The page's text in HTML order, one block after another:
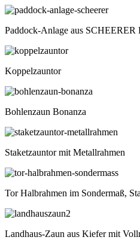
Paddock-Anlage aus SCHEERER
Koppelzauntor
Bohlenzaun Bonanza
Staketzauntor mit Metallrahmen
Tor Halbrahmen im Sondermaß,
Landhaus-Zaun aus Kiefer mit